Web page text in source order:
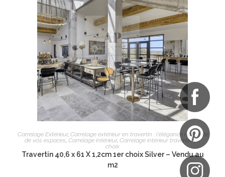
AJOUTER AU PANIER
Carrelage Extérieur, Carrelage extérieur en travertin : l'élégance naturelle
de vos espaces Carrelage Intérieur, Carrelage intérieur travertin 1er
choix
Travertin 40,6 x 61 X 1,2cm 1er choix Silver – Vendu au
m2